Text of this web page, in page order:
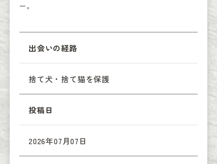
ー。
出会いの経路
捨て犬・捨て猫を保護
投稿日
2026年07月07日